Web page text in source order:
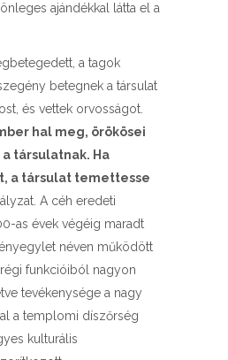
ajándékkal látta el a
a tagok
betegnek a társulat
és vettek orvosságot.
hal meg, örökösei
társulatnak. Ha
a társulat temettesse
A céh eredeti
as évek végéig maradt
néven működött
funkcióiból nagyon
tevékenysége a nagy
a templomi díszőrség
kulturális